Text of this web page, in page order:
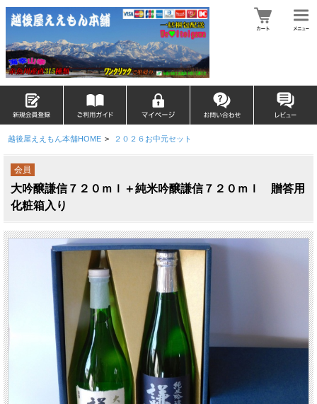
越後屋ええもん本舗HOME > ２０２６お中元セット
会員
大吟醸謙信７２０ｍｌ＋純米吟醸謙信７２０ｍｌ 贈答用
化粧箱入り